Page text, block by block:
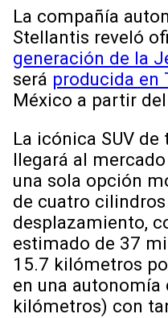
La compañía
Stellantis reveló
generación de la
será producida en
México a partir
La icónica SUV
llegará al
una sola opción
de cuatro
desplazamiento,
estimado de 37
15.7 kilómetros
en una
kilómetros) con